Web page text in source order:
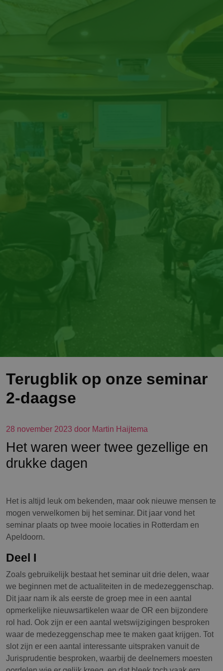
Terugblik op onze seminar
2-daagse
28 november 2023 door Martin Haijtema
Het waren weer twee gezellige en
drukke dagen
Het is altijd leuk om bekenden, maar ook nieuwe mensen te
mogen verwelkomen bij het seminar. Dit jaar vond het
seminar plaats op twee mooie locaties in Rotterdam en
Apeldoorn.
Deel I
Zoals gebruikelijk bestaat het seminar uit drie delen, waar
we beginnen met de actualiteiten in de medezeggenschap.
Dit jaar nam ik als eerste de groep mee in een aantal
opmerkelijke nieuwsartikelen waar de OR een bijzondere
rol had. Ook zijn er een aantal wetswijzigingen besproken
waar de medezeggenschap mee te maken gaat krijgen. Tot
slot zijn er een aantal interessante uitspraken vanuit de
Jurisprudentie besproken, waarbij de deelnemers moesten